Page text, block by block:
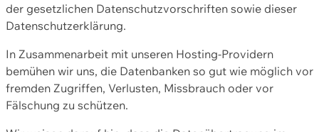
der gesetzlichen Datenschutzvorschriften sowie dieser
Datenschutzerklärung.
In Zusammenarbeit mit unseren Hosting-Providern
bemühen wir uns, die Datenbanken so gut wie möglich vor
fremden Zugriffen, Verlusten, Missbrauch oder vor
Fälschung zu schützen.